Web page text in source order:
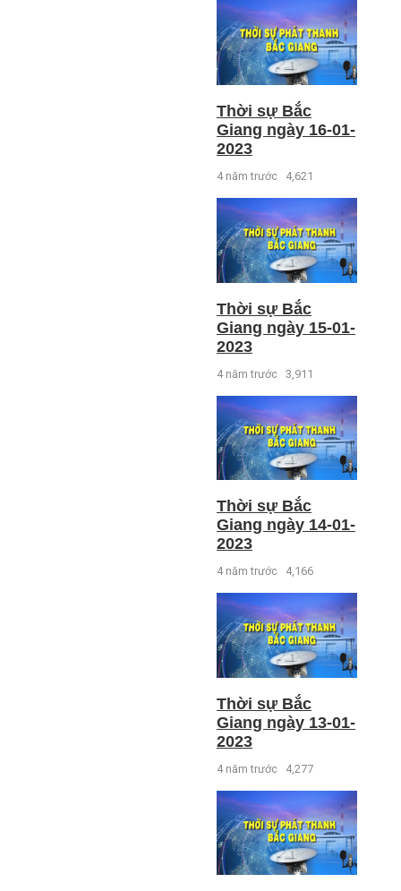
Thời sự Bắc
Giang ngày 16-01-
2023
4 năm trước 4,621
Thời sự Bắc
Giang ngày 15-01-
2023
4 năm trước 3,911
Thời sự Bắc
Giang ngày 14-01-
2023
4 năm trước 4,166
Thời sự Bắc
Giang ngày 13-01-
2023
4 năm trước 4,277